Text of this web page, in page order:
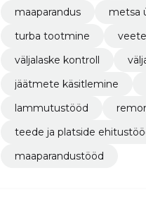
maaparandus
metsa
turba tootmine
väljalaske kontroll
jäätmete käsitlemine
lammutustööd
teede ja platside
maaparandustööd